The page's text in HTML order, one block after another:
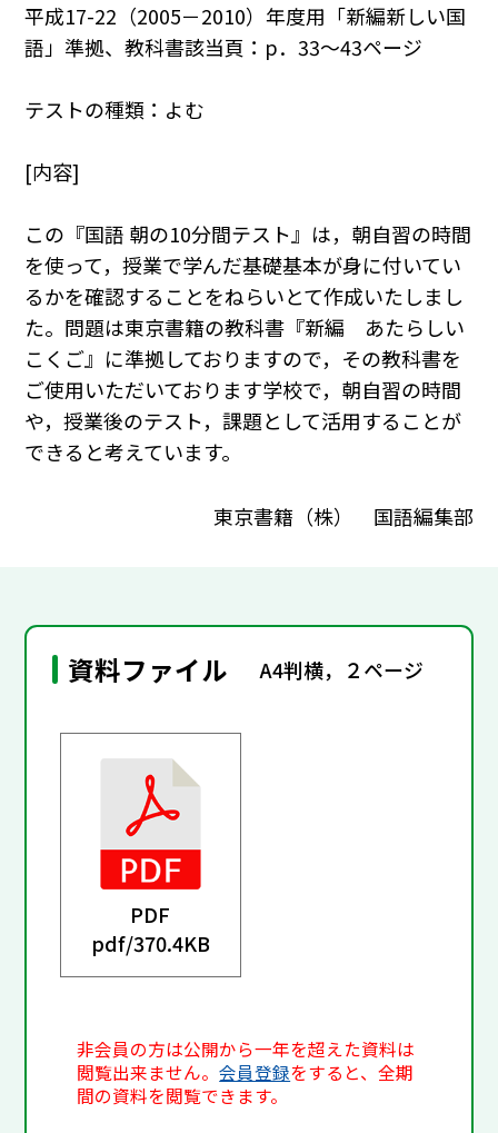
平成17-22（2005－2010）年度用「新編新しい国
語」準拠、教科書該当頁：p．33～43ページ
テストの種類：よむ
[内容]
この『国語 朝の10分間テスト』は，朝自習の時間
を使って，授業で学んだ基礎基本が身に付いてい
るかを確認することをねらいとて作成いたしまし
た。問題は東京書籍の教科書『新編 あたらしい
こくご』に準拠しておりますので，その教科書を
ご使用いただいております学校で，朝自習の時間
や，授業後のテスト，課題として活用することが
できると考えています。
東京書籍（株） 国語編集部
資料ファイル A4判横，２ページ
PDF
pdf/370.4KB
非会員の方は公開から一年を超えた資料は
閲覧出来ません。会員登録をすると、全期
間の資料を閲覧できます。